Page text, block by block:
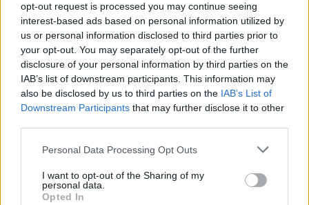
opt-out request is processed you may continue seeing
interest-based ads based on personal information utilized by
us or personal information disclosed to third parties prior to
your opt-out. You may separately opt-out of the further
disclosure of your personal information by third parties on the
IAB’s list of downstream participants. This information may
also be disclosed by us to third parties on the IAB’s List of
Downstream Participants that may further disclose it to other
Personal Data Processing Opt Outs
I want to opt-out of the Sharing of my
personal data.
Opted In
Definiti gli organici di Prima con l'aggiunta di Golfo
Aranci, La Salle e Ottava, in Seconda 8 ripescaggi
Dopo aver definito gli organici dei primi due campionati regionali, con
il ripescaggio di Villacidrese e Usinese in Eccellenza e di Antiochense
e Fonni in Promozione (leggi qui), il Consiglio…